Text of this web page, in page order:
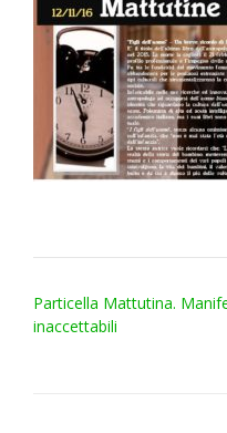
Post
navigation
Particella Mattutina.
inaccettabili